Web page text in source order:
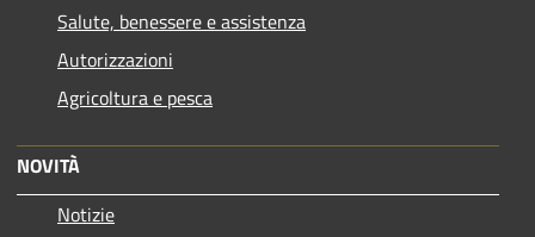
Salute, benessere e assistenza
Autorizzazioni
Agricoltura e pesca
NOVITÀ
Notizie